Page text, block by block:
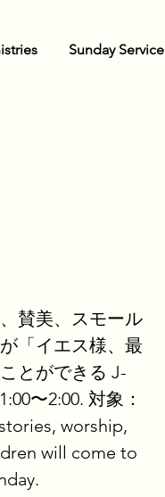
Sunday Service
賛美、スモール
「イエス様、最
とができる J-
〜2:00. 対象：
worship,
will come to